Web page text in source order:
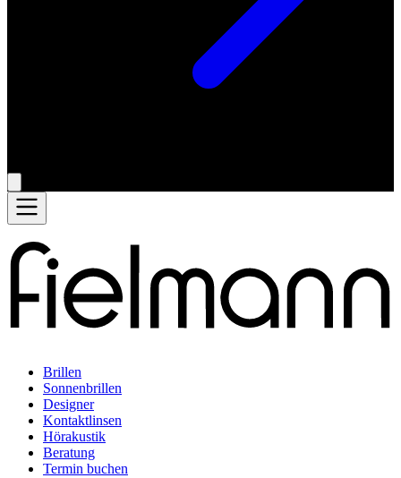
Brillen
Sonnenbrillen
Designer
Kontaktlinsen
Hörakustik
Beratung
Termin buchen